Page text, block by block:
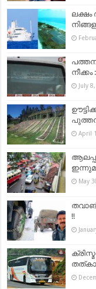
ലക്ഷം
നീക്കം
July
April
May
!!